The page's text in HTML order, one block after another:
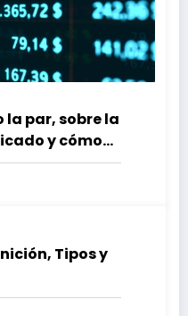
la par, sobre la
y cómo
Tipos y